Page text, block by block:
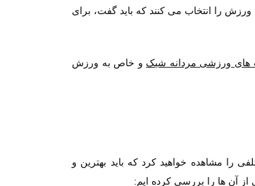
را انتخاب می کنند که باید گفت، برای
ورزشی مردانه شیک و خاص به ورزش
مشاهده خواهید کرد که باید بهترین و
آن ها را بررسی کرده ایم: